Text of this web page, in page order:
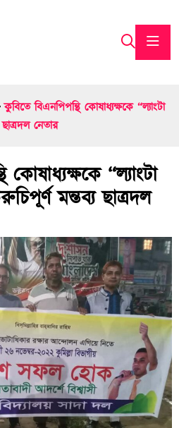
কুবিতে বিএনপিপন্থি কোষাধ্যক্ষকে “ল্যাংটা
নেতার
“ল্যাংটা
মন্তব্য ছাত্রদল